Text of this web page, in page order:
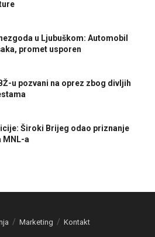
u Ljubuškom: Automobil
promet usporen
u pozvani na oprez zbog divljih
Široki Brijeg odao priznanje
MNL-a
Marketing Kontakt